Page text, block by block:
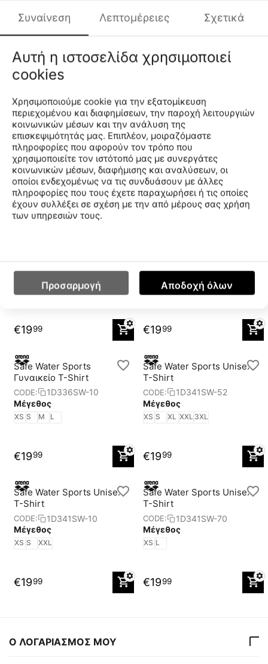
CODE:
SWS1118669-multi
Μέγεθος
1
Χαμηλότερη Τιμή
30 Ημερών:
€989
CODE:
SWS1118670-multi
Μέγεθος
Χαμηλότερη Τιμή
30 Ημερών:
Safe Water Sports Tετράδιο
(3 θέματα)
CODE:
SWS1118234-multi
Μέγεθος
1
€499
Safe Water
SportsFundamentals
Swimsuit
CODE:
1B322SW-71
Μέγεθος
XL
€ 880
XXL3XL
€1999
M L
€1999
Safe Water Sports
Γυναικείο T-Shirt
CODE:
1D336SW-10
Μέγεθος
XS S M L
€1999
Safe Water Sports Unisex
T-Shirt
CODE:
1D341SW-52
Μέγεθος
XS S XL XXL 3XL
€1999
Safe Water Sports Unisex
T-Shirt
CODE:
1D341SW-10
Μέγεθος
XS S XXL
€1999
Safe Water Sports Unisex
T-Shirt
CODE:
1D341SW-70
Μέγεθος
XS L
€1999
Ο ΛΟΓΑΡΙΑΣΜΟΣ ΜΟΥ
Συναίνεση Λεπτομέρειες Σχετικά
Αυτή η ιστοσελίδα χρησιμοποιεί
cookies
Χρησιμοποιούμε cookie για την εξατομίκευση
περιεχομένου και διαφημίσεων, την παροχή λειτουργιών
κοινωνικών μέσων και την ανάλυση της
επισκεψιμότητάς μας. Επιπλέον, μοιραζόμαστε
πληροφορίες που αφορούν τον τρόπο που
χρησιμοποιείτε τον ιστότοπό μας με συνεργάτες
κοινωνικών μέσων, διαφήμισης και αναλύσεων, οι
οποίοι ενδεχομένως να τις συνδυάσουν με άλλες
πληροφορίες που τους έχετε παραχωρήσει ή τις οποίες
έχουν συλλέξει σε σχέση με την από μέρους σας χρήση
των υπηρεσιών τους.
Προσαρμογή Αποδοχή όλων